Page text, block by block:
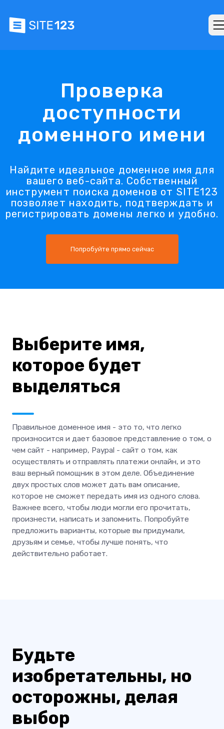
Проверка
доступности
доменного имени
Найдите идеальное доменное имя для
вашего веб-сайта. Собственный
инструмент поиска доменов от SITE123
позволяет находить, подтверждать и
регистрировать домены легко и удобно.
Попробуйте прямо сейчас
Выберите имя,
которое будет
выделяться
Правильное доменное имя - это то, что легко
произносится и дает базовое представление о том, о
чем сайт - например, Paypal - сайт о том, как
осуществлять и отправлять платежи онлайн, и это
ваш верный помощник в этом деле. Объединение
двух простых слов может дать вам описание,
которое не сможет передать имя из одного слова.
Важнее всего, чтобы люди могли его прочитать,
произнести, написать и запомнить. Попробуйте
предложить варианты, которые вы придумали,
друзьям и семье, чтобы лучше понять, что
действительно работает.
Будьте
изобретательны, но
осторожны, делая
выбор